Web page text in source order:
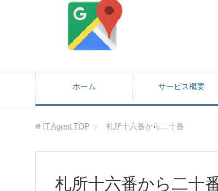
ホーム サービス概要
IT Agent TOP 札所十六番から二十番
札所十六番から二十